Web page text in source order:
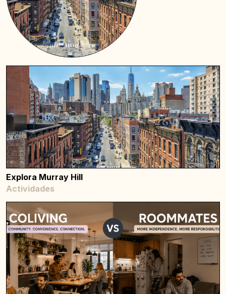
Explora Murray Hill
Actividades